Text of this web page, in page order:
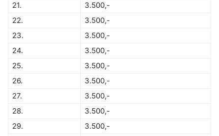
21.
3.500,-
22.
3.500,-
23.
3.500,-
24.
3.500,-
25.
3.500,-
26.
3.500,-
27.
3.500,-
28.
3.500,-
29.
3.500,-